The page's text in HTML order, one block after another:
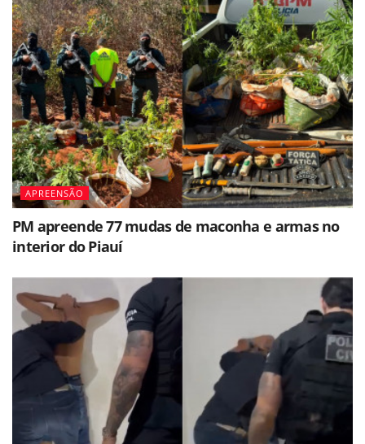
APREENSÃO
PM apreende 77 mudas de maconha e armas no
interior do Piauí